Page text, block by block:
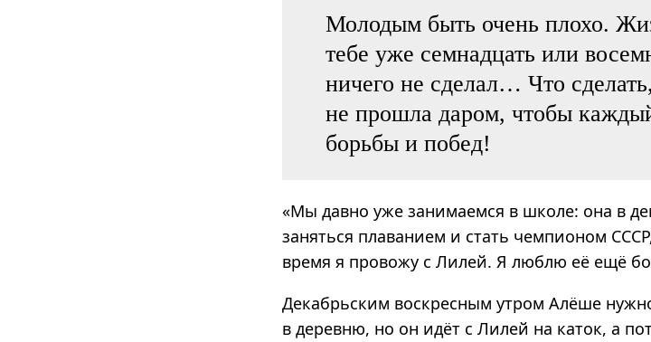
Молодым быть очень плохо.
тебе уже семнадцать или
ничего не сделал… Что
не прошла даром, чтобы
борьбы и побед!
«Мы давно уже занимаемся в школе: она в
заняться плаванием и стать чемпионом
время я провожу с Лилей. Я люблю её ещё
Декабрьским воскресным утром Алёше
в деревню, но он идёт с Лилей на каток, а